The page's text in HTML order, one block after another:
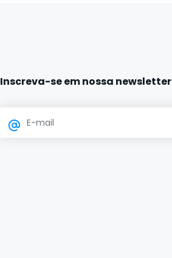
Inscreva-se em nossa newsletter